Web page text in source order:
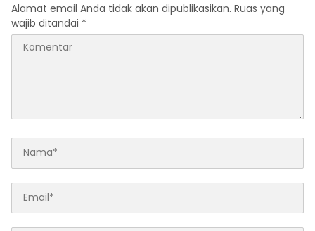
Alamat email Anda tidak akan dipublikasikan. Ruas yang
wajib ditandai *